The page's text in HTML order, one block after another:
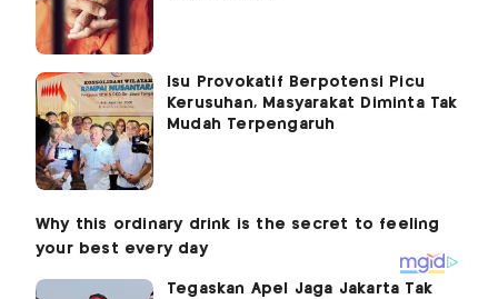
Isu Provokatif Berpotensi Picu
Kerusuhan, Masyarakat Diminta Tak
Mudah Terpengaruh
Tegaskan Apel Jaga Jakarta Tak